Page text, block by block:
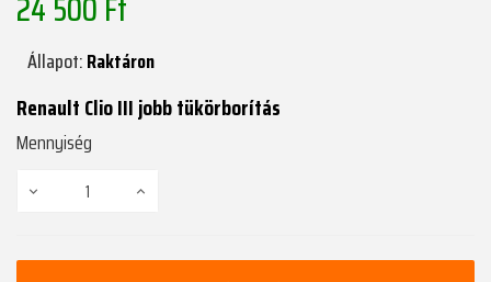
Állapot:Raktáron
Renault Clio III jobb tükörborítás
Mennyiség